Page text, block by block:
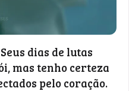
dias de lutas
mas tenho certeza
pelo coração.